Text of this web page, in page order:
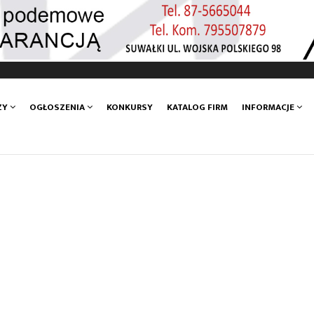
OGŁOSZENIA KONKURSY KATALOG FIRM INFORMACJE